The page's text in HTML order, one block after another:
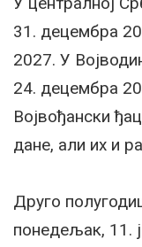
31. децембра
2027. У
24. децембра
Војвођански
дане, али их и
Друго
понедељак, 11.